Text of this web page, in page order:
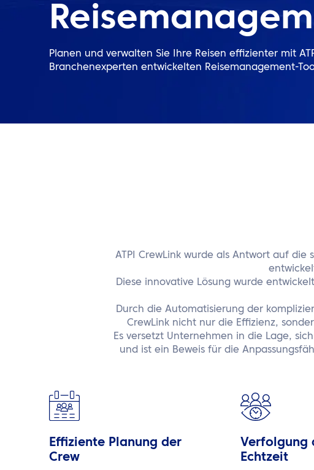
Planen und verwalten Sie Ihre Reisen effizienter mit
Branchenexperten entwickelten Reisemanagement-
ATPI CrewLink wurde als Antwort auf
Diese innovative Lösung wurde
Durch die Automatisierung der
CrewLink nicht nur die Effizienz,
Es versetzt Unternehmen in die Lage,
und ist ein Beweis für die
Effiziente Planung der
Crew
Verfolgung
Echtzeit